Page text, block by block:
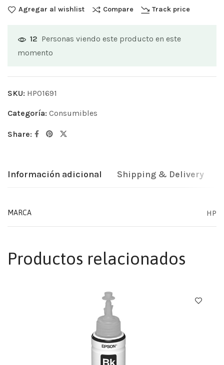
Agregar al wishlist Compare Track price
12 Personas viendo este producto en este
momento
SKU: HP01691
Categoría: Consumibles
Share:
Información adicional Shipping & Delivery
MARCA HP
Productos relacionados